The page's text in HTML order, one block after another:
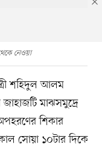
নেওয়া
শহিদুল আলম
মাঝসমুদ্রে
শিকার
সোয়া ১০টার দিকে